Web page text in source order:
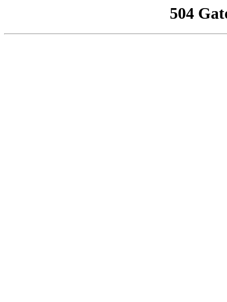
504